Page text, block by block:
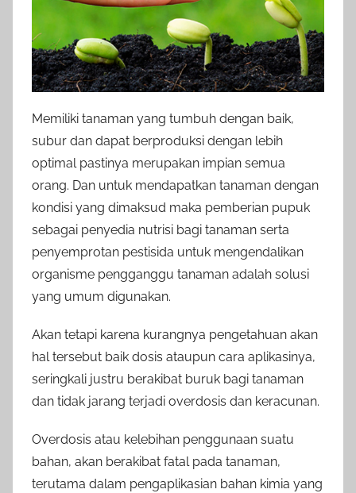
Memiliki tanaman yang tumbuh dengan baik,
subur dan dapat berproduksi dengan lebih
optimal pastinya merupakan impian semua
orang. Dan untuk mendapatkan tanaman dengan
kondisi yang dimaksud maka pemberian pupuk
sebagai penyedia nutrisi bagi tanaman serta
penyemprotan pestisida untuk mengendalikan
organisme pengganggu tanaman adalah solusi
yang umum digunakan.
Akan tetapi karena kurangnya pengetahuan akan
hal tersebut baik dosis ataupun cara aplikasinya,
seringkali justru berakibat buruk bagi tanaman
dan tidak jarang terjadi overdosis dan keracunan.
Overdosis atau kelebihan penggunaan suatu
bahan, akan berakibat fatal pada tanaman,
terutama dalam pengaplikasian bahan kimia yang